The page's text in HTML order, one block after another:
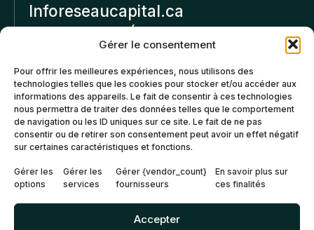
Gérer le consentement
Pour offrir les meilleures expériences, nous utilisons des
technologies telles que les cookies pour stocker et/ou accéder aux
informations des appareils. Le fait de consentir à ces technologies
nous permettra de traiter des données telles que le comportement
de navigation ou les ID uniques sur ce site. Le fait de ne pas
consentir ou de retirer son consentement peut avoir un effet négatif
sur certaines caractéristiques et fonctions.
Gérer les
options
Gérer les
services
Gérer {vendor_count}
fournisseurs
En savoir plus sur
ces finalités
Accepter
Inforeseaucapital.ca
Politique de
confidentialité
Politiques d’annulation et
de remboursement
Politique de cookies (CA)